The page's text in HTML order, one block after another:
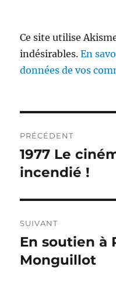
Ce site utilise
indésirables.En
données de vos
de
l’article
PRÉCÉDENT
Publication
précédente :
1977 Le
incendié !
SUIVANT
Publication
suivante :
En soutien à
Monguillot